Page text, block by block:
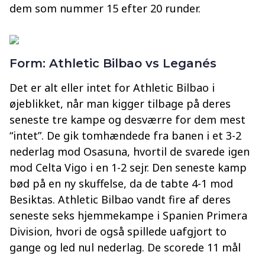
dem som nummer 15 efter 20 runder.
Form: Athletic Bilbao vs Leganés
Det er alt eller intet for Athletic Bilbao i
øjeblikket, når man kigger tilbage på deres
seneste tre kampe og desværre for dem mest
“intet”. De gik tomhændede fra banen i et 3-2
nederlag mod Osasuna, hvortil de svarede igen
mod Celta Vigo i en 1-2 sejr. Den seneste kamp
bød på en ny skuffelse, da de tabte 4-1 mod
Besiktas. Athletic Bilbao vandt fire af deres
seneste seks hjemmekampe i Spanien Primera
Division, hvori de også spillede uafgjort to
gange og led nul nederlag. De scorede 11 mål